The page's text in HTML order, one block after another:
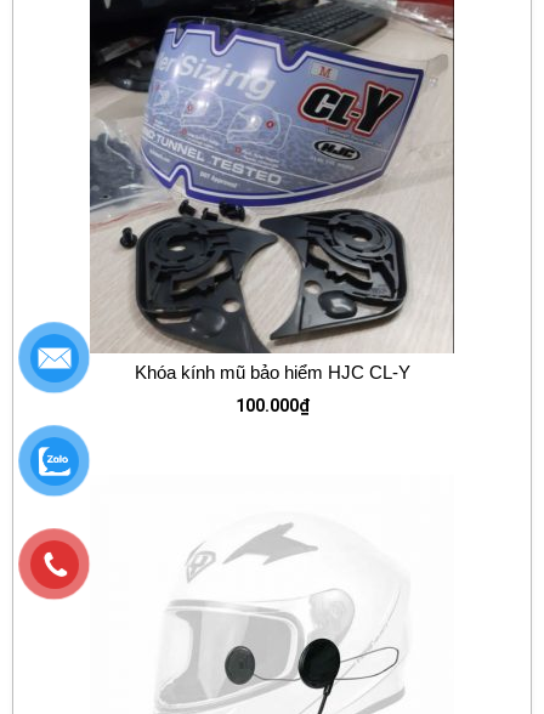
Khóa kính mũ bảo hiểm HJC CL-Y
100.000₫